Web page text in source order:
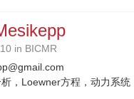
in BICMR
，Loewner方程，动力系统